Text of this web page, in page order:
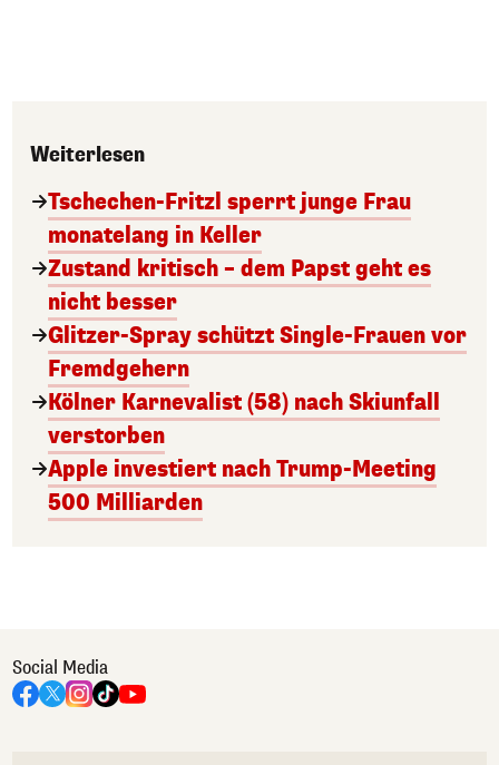
Weiterlesen
Tschechen-Fritzl sperrt junge Frau
monatelang in Keller
Zustand kritisch – dem Papst geht es
nicht besser
Glitzer-Spray schützt Single-Frauen vor
Fremdgehern
Kölner Karnevalist (58) nach Skiunfall
verstorben
Apple investiert nach Trump-Meeting
500 Milliarden
Social Media